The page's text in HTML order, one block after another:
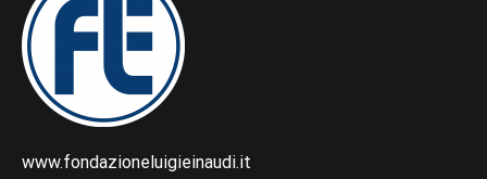
www.fondazioneluigieinaudi.it